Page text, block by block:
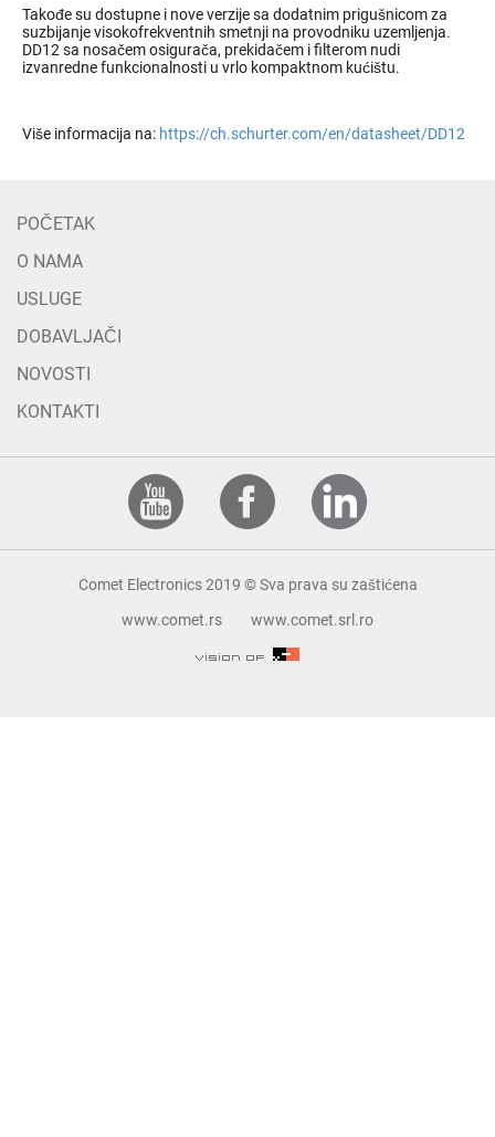
Takođe su dostupne i nove verzije sa dodatnim prigušnicom za
suzbijanje visokofrekventnih smetnji na provodniku uzemljenja.
DD12 sa nosačem osigurača, prekidačem i filterom nudi
izvanredne funkcionalnosti u vrlo kompaktnom kućištu.
Više informacija na: https://ch.schurter.com/en/datasheet/DD12
POČETAK
O NAMA
USLUGE
DOBAVLJAČI
NOVOSTI
KONTAKTI
Comet Electronics 2019 © Sva prava su zaštićena
www.comet.rs
www.comet.srl.ro